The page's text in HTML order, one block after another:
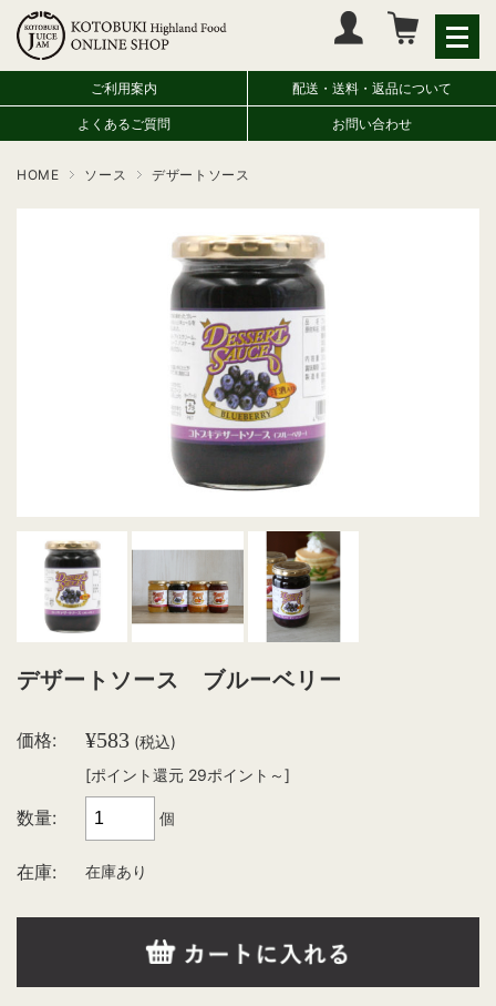
マイページへログイン
カートをみる
ご利用案内 配送・送料・返品について
よくあるご質問 お問い合わせ
HOME ソース デザートソース
デザートソース ブルーベリー
価格: ¥583 (税込)
[ポイント還元 29ポイント～]
数量: 個
在庫: 在庫あり